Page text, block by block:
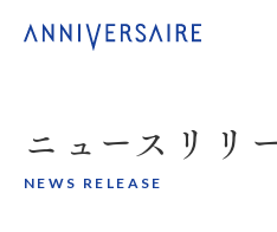
ニュース リリ
NEWS RELEASE